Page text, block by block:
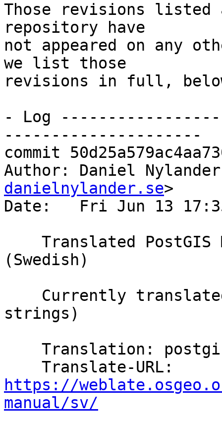
Those revisions listed
repository have
not appeared on any
we list those
revisions in full,
- Log
---------------------
commit
Author: Daniel
danielnylander.se>
Date:   Fri Jun 13
(Swedish)
strings)
https://
manual/sv/